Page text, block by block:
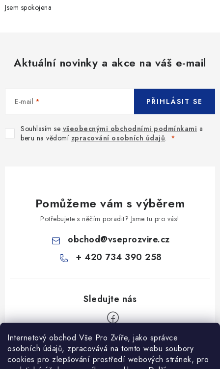
Internetový obchod Vše Pro Zvíře, jako správce
osobních údajů, zpracovává na tomto webu soubory
cookies pro zlepšování prostředí webových stránek, pro
v
i
u
Jsem spokojena
Aktuální novinky a akce na váš e-mail
E-mail
Souhlasím se všeobecnými obchodními podmínkami a
beru na vědomí zpracování osobních údajů.
PŘIHLÁSIT SE
Pomůžeme vám s výběrem
Potřebujete s něčím poradit? Jsme tu pro vás!
obchod@vseprozvire.cz
+ 420 734 390 258